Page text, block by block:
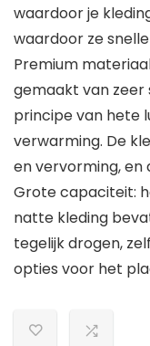
waardoor je
waardoor ze
Premium
gemaakt van zeer
principe van hete
verwarming. De
en vervorming, en
Grote capaciteit:
natte kleding
tegelijk drogen,
opties voor het